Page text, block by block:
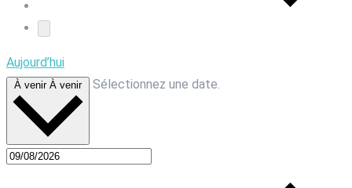
Aujourd’hui
À venir À venir Sélectionnez une date.